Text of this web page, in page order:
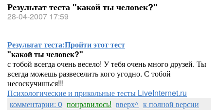
Результат теста "какой ты человек?"
28-04-2007 17:59
Результат теста:Пройти этот тест
"какой ты человек?"
с тобой всегда очень весело! У тебя очень много друзей. Ты
всегда можешь развеселить кого угодно. С тобой
несоскучишься!!!
Психологические и прикольные тесты LiveInternet.ru
комментарии: 0 понравилось! вверх^ к полной версии